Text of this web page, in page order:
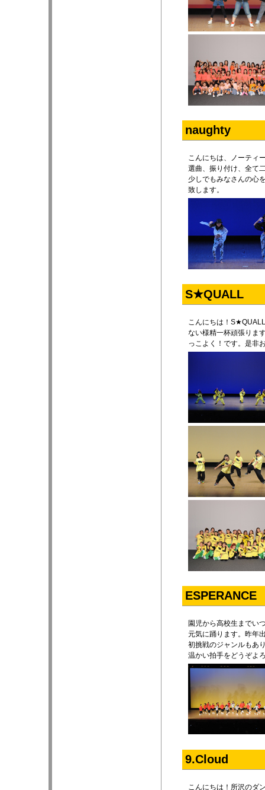
naughty
こんにちは、ノーティ
選曲、振り付け、全て
少しでもみなさんの心
致します。
S★QUALL
こんにちは！
ない様精一杯頑張りま
っこよく！です。是非
ESPERANCE
園児から高校生までい
元気に踊ります。昨年
初挑戦のジャンルもあ
温かい拍手をどうぞよ
9.Cloud
こんにちは！所沢のダ